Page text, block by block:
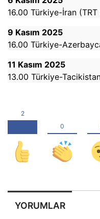
16.00 Türkiye-İran (TRT
9 Kasım 2025
16.00 Türkiye-
11 Kasım 2025
13.00 Türkiye-
YORUMLAR